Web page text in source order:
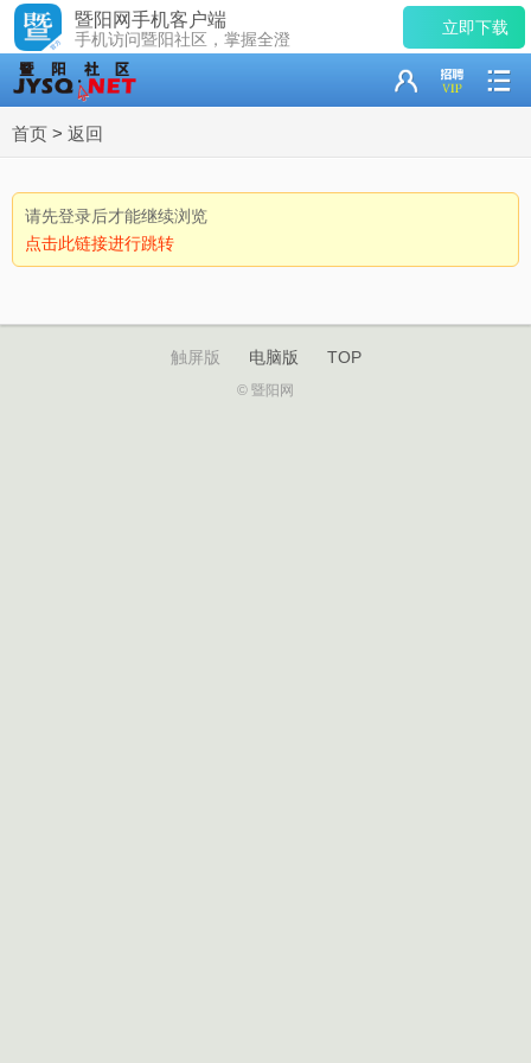
暨阳网手机客户端
手机访问暨阳社区，掌握全澄
立即下载
首页 > 返回
请先登录后才能继续浏览
点击此链接进行跳转
触屏版 电脑版 TOP
© 暨阳网